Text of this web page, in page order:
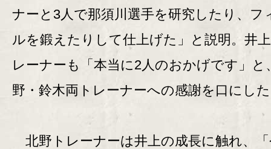
ナーと3人で那須川選手を研究したり、フ
ルを鍛えたりして仕上げた」と説明。井
レーナーも「本当に2人のおかげです」と
野・鈴木両トレーナーへの感謝を口にし
北野トレーナーは井上の成長に触れ、